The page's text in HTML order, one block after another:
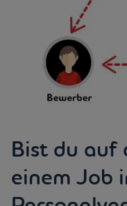
Bist du auf
einem Job